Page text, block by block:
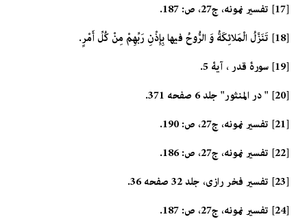
[17] تفسير نمونه، ج‏27، ص: 187.
[18] تَنَزَّلُ الْمَلائِكَةُ وَ الرُّوحُ فيها بِإِذْنِ رَبِّهِمْ مِنْ كُلِّ أَمْرٍ.
[19] سورۀ قدر ، آیۀ 5.
[20] " در المنثور" جلد 6 صفحه 371.
[21] تفسير نمونه، ج‏27، ص: 190.
[22] تفسير نمونه، ج‏27، ص: 186.
[23] تفسير فخر رازى، جلد 32 صفحه 36.
[24] تفسير نمونه، ج‏27، ص: 187.